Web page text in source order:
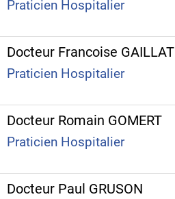
Praticien Hospitalier
Docteur Francoise GAILLAT
Praticien Hospitalier
Docteur Romain GOMERT
Praticien Hospitalier
Docteur Paul GRUSON